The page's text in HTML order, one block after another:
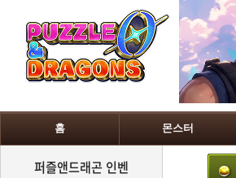
홈 몬스터
퍼즐앤드래곤 인벤